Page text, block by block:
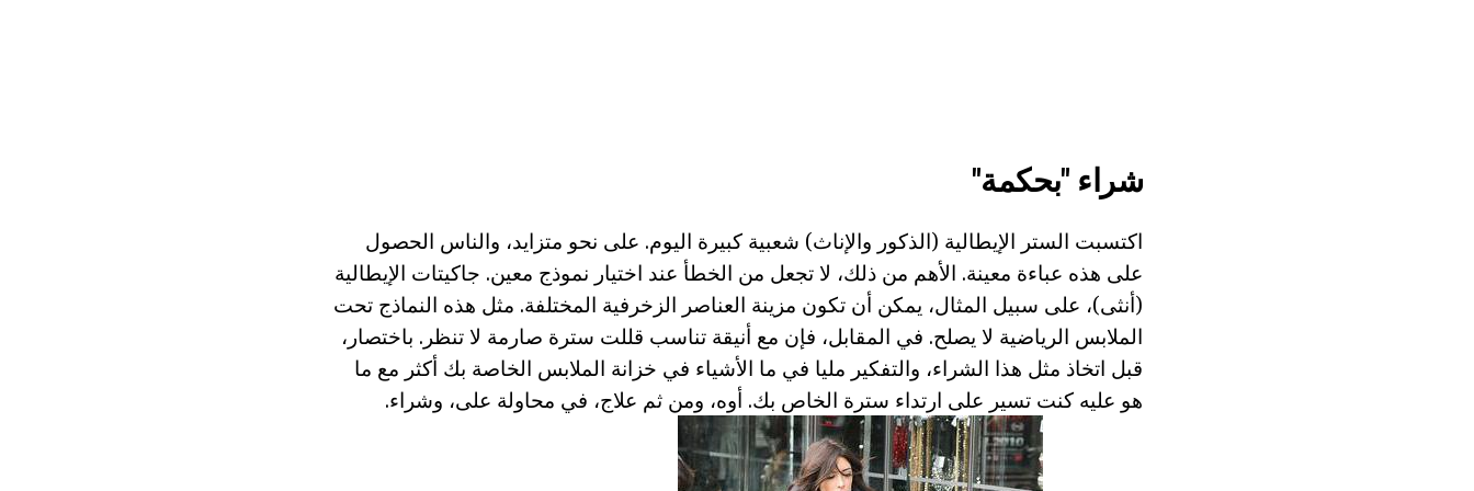
شراء "بحكمة"
اكتسبت الستر الإيطالية (الذكور والإناث) شعبية كبيرة اليوم. على نحو متزايد، والناس الحصول
على هذه عباءة معينة. الأهم من ذلك، لا تجعل من الخطأ عند اختيار نموذج معين. جاكيتات الإيطالية
(أنثى)، على سبيل المثال، يمكن أن تكون مزينة العناصر الزخرفية المختلفة. مثل هذه النماذج تحت
الملابس الرياضية لا يصلح. في المقابل، فإن مع أنيقة تناسب قللت سترة صارمة لا تنظر. باختصار،
قبل اتخاذ مثل هذا الشراء، والتفكير مليا في ما الأشياء في خزانة الملابس الخاصة بك أكثر مع ما
هو عليه كنت تسير على ارتداء سترة الخاص بك. أوه، ومن ثم علاج، في محاولة على، وشراء.